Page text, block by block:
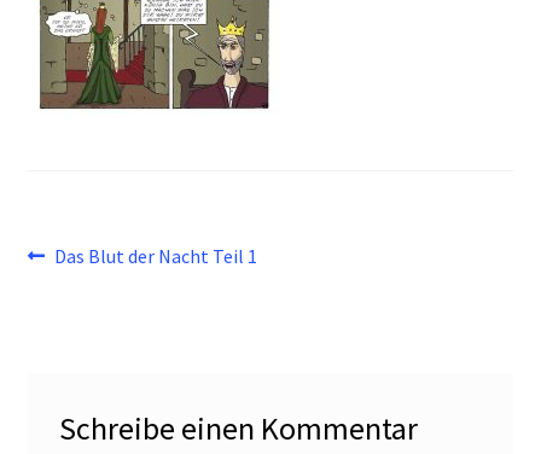
Beitragsnavigation
Vorheriger
Das Blut der Nacht Teil 1
Schreibe einen Kommentar